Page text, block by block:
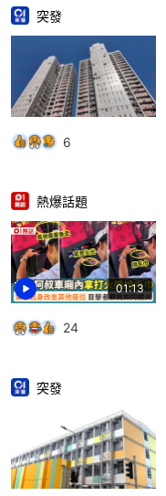
突發
6
01:13
熱爆話題
24
突發